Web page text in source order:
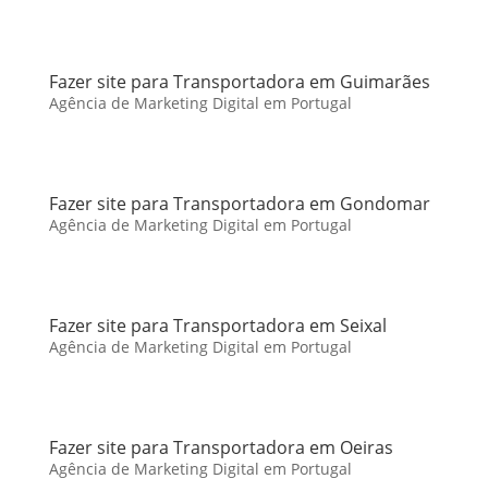
Fazer site para Transportadora em Guimarães
Agência de Marketing Digital em Portugal
Fazer site para Transportadora em Gondomar
Agência de Marketing Digital em Portugal
Fazer site para Transportadora em Seixal
Agência de Marketing Digital em Portugal
Fazer site para Transportadora em Oeiras
Agência de Marketing Digital em Portugal